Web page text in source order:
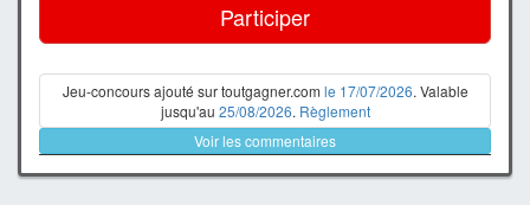
Participer
Jeu-concours ajouté sur toutgagner.com le 17/07/2026. Valable
jusqu'au 25/08/2026. Règlement
Voir les commentaires